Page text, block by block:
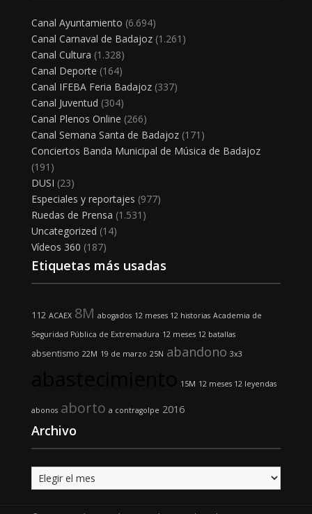
Canal Ayuntamiento (6.694)
Canal Carnaval de Badajoz(1.261)
Canal Cultura (1.328)
Canal Deporte (164)
Canal IFEBA Feria Badajoz(337)
Canal Juventud (304)
Canal Plenos Online (266)
Canal Semana Santa de Badajoz(171)
Conciertos Banda Municipal de Música de Badajoz
(191)
DUSI (23)
Especiales y reportajes (977)
Ruedas de Prensa (1.531)
Uncategorized (14)
Vídeos 360 (187)
Etiquetas más usadas
112 ACAEX 8M abogados 12 meses 12 historias Academia de
Seguridad Pública de Extremadura 12 meses 12 batallas
absentismo 22M 19 de marzo 25N abandono 3x3
15M 12 meses 12 leyendas
abonos aborto a contragolpe 2016
Archivo
Archivo